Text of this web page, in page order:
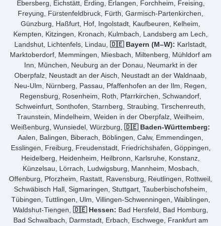
Ebersberg, Eichstätt, Erding, Erlangen, Forchheim, Freising,
Freyung, Fürstenfeldbruck, Fürth, Garmisch-Partenkirchen,
Günzburg, Haßfurt, Hof, Ingolstadt, Kaufbeuren, Kelheim,
Kempten, Kitzingen, Kronach, Kulmbach, Landsberg am Lech,
Landshut, Lichtenfels, Lindau, 🇩🇪 Bayern (M–W): Karlstadt,
Marktoberdorf, Memmingen, Miesbach, Miltenberg, Mühldorf am
Inn, München, Neuburg an der Donau, Neumarkt in der
Oberpfalz, Neustadt an der Aisch, Neustadt an der Waldnaab,
Neu-Ulm, Nürnberg, Passau, Pfaffenhofen an der Ilm, Regen,
Regensburg, Rosenheim, Roth, Pfarrkirchen, Schwandorf,
Schweinfurt, Sonthofen, Starnberg, Straubing, Tirschenreuth,
Traunstein, Mindelheim, Weiden in der Oberpfalz, Weilheim,
Weißenburg, Wunsiedel, Würzburg, 🇩🇪 Baden-Württemberg:
Aalen, Balingen, Biberach, Böblingen, Calw, Emmendingen,
Esslingen, Freiburg, Freudenstadt, Friedrichshafen, Göppingen,
Heidelberg, Heidenheim, Heilbronn, Karlsruhe, Konstanz,
Künzelsau, Lörrach, Ludwigsburg, Mannheim, Mosbach,
Offenburg, Pforzheim, Rastatt, Ravensburg, Reutlingen, Rottweil,
Schwäbisch Hall, Sigmaringen, Stuttgart, Tauberbischofsheim,
Tübingen, Tuttlingen, Ulm, Villingen-Schwenningen, Waiblingen,
Waldshut-Tiengen, 🇩🇪 Hessen: Bad Hersfeld, Bad Homburg,
Bad Schwalbach, Darmstadt, Erbach, Eschwege, Frankfurt am